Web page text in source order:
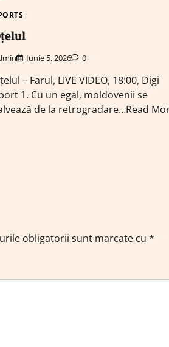
Iunie 5, 2026 0
– Farul, LIVE VIDEO, 18:00, Digi
1. Cu un egal, moldovenii se
de la retrogradare…Read
obligatorii sunt marcate cu *